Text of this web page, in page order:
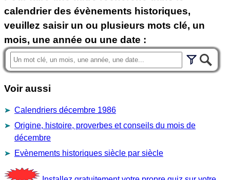
calendrier des évènements historiques,
veuillez saisir un ou plusieurs mots clé, un
mois, une année ou une date :
Voir aussi
Calendriers décembre 1986
Origine, histoire, proverbes et conseils du mois de
décembre
Evènements historiques siècle par siècle